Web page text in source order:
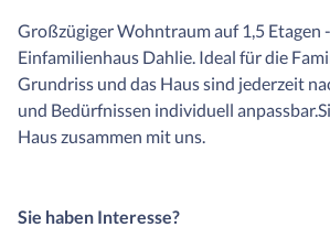
Großzügiger Wohntraum auf 1,5 Etagen
Einfamilienhaus Dahlie. Ideal für die
Grundriss und das Haus sind jederzeit
und Bedürfnissen individuell
Haus zusammen mit uns.
Sie haben Interesse?